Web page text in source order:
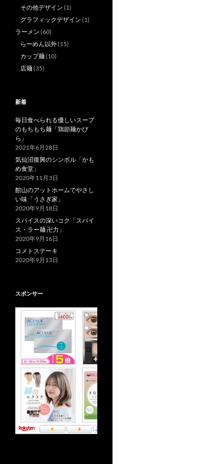
その他デザイン (1)
グラフィックデザイン (1)
ラーメン (60)
らーめん以外(15)
カップ麺(10)
店麺(35)
新着
毎日食べられる優しいスープ
のもちもち麺「鶏節麺かび
ら」
2021年6月28日
気仙沼復興のシンボル「かも
め食堂」
2020年11月3日
館山のアットホームでやさし
い味「うさぎ家」
2020年9月18日
スパイスの深いコク「スパイ
ス・ラー麺 卍力」
2020年9月16日
コメトステーキ
2020年9月13日
スポンサー